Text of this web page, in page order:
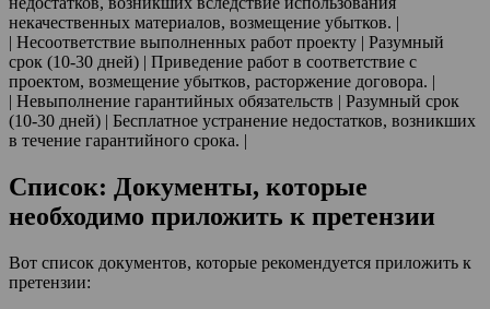
некачественных материалов, возмещение убытков. |
| Несоответствие выполненных работ проекту | Разумный
срок (10-30 дней) | Приведение работ в соответствие с
проектом, возмещение убытков, расторжение договора. |
| Невыполнение гарантийных обязательств | Разумный срок
(10-30 дней) | Бесплатное устранение недостатков, возникших
в течение гарантийного срока. |
Список: Документы, которые
необходимо приложить к претензии
Вот список документов, которые рекомендуется приложить к
претензии: